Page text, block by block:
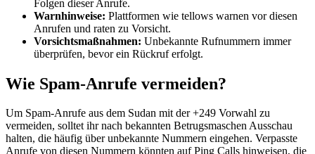
Folgen dieser Anrufe.
Warnhinweise: Plattformen wie tellows warnen vor diesen
Anrufen und raten zu Vorsicht.
Vorsichtsmaßnahmen: Unbekannte Rufnummern immer
überprüfen, bevor ein Rückruf erfolgt.
Wie Spam-Anrufe vermeiden?
Um Spam-Anrufe aus dem Sudan mit der +249 Vorwahl zu
vermeiden, solltet ihr nach bekannten Betrugsmaschen Ausschau
halten, die häufig über unbekannte Nummern eingehen. Verpasste
Anrufe von diesen Nummern könnten auf Ping Calls hinweisen, die